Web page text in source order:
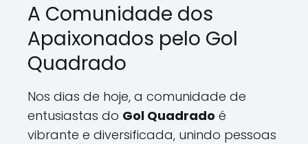
A Comunidade dos
Apaixonados pelo Gol
Quadrado
Nos dias de hoje, a comunidade de
entusiastas do Gol Quadrado é
vibrante e diversificada, unindo pessoas